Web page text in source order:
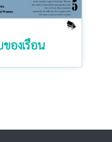
องเรือน